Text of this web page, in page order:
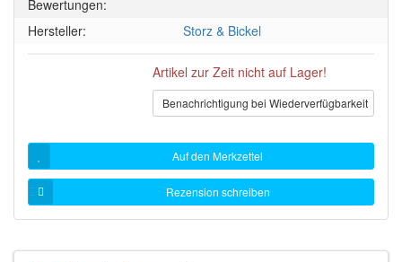
Bewertungen:
Hersteller:
Storz & Bickel
Artikel zur Zeit nicht auf Lager!
Benachrichtigung bei Wiederverfügbarkeit
Auf den Merkzettel
Rezension schreiben